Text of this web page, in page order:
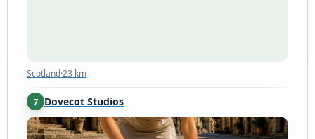
Scotland·23 km
7 Dovecot Studios
Scotland·24 km